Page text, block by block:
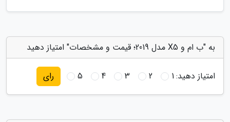
به "ب ام و X5 مدل 2019؛ قیمت و مشخصات" امتیاز دهید
امتیاز دهید:1
2
3
4
5 رای